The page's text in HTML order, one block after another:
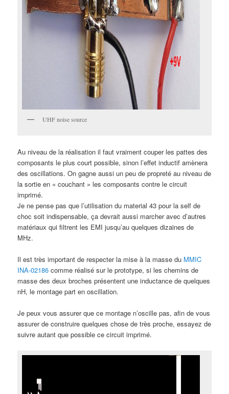
UHF noise source
Au niveau de la réalisation il faut vraiment couper les pattes des
composants le plus court possible, sinon l’effet inductif amènera
des oscillations. On gagne aussi un peu de propreté au niveau de
la sortie en « couchant » les composants contre le circuit
imprimé.
Je ne pense pas que l’utilisation du material 43 pour la self de
choc soit indispensable, ça devrait aussi marcher avec d’autres
matériaux qui filtrent les EMI jusqu’au quelques dizaines de
MHz.
Il est très important de respecter la mise à la masse du MMIC
INA-02186 comme réalisé sur le prototype, si les chemins de
masse des deux broches présentent une inductance de quelques
nH, le montage part en oscillation.
Je peux vous assurer que ce montage n’oscille pas, afin de vous
assurer de construire quelques chose de très proche, essayez de
suivre autant que possible ce circuit imprimé.